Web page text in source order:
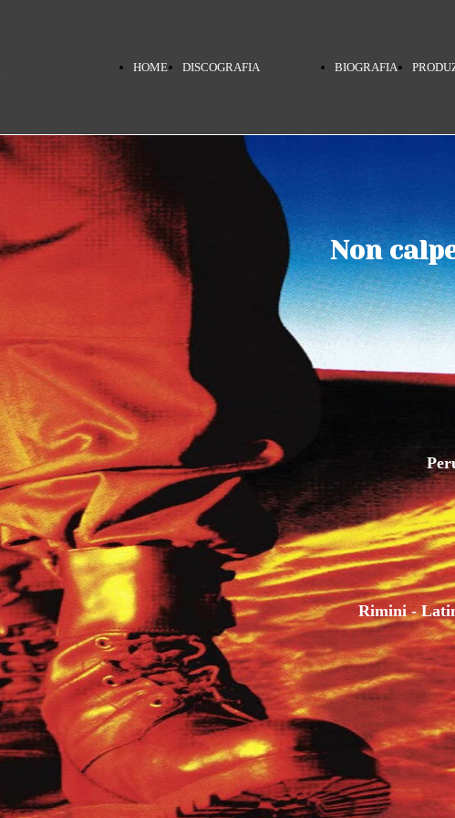
HOME DISCOGRAFIA
TERRA MIA
PINO DANIELE
NERO A METÀ
'MBRIANA
MUSICANTE
SCIÒ
BIOGRAFIA
Non
Rimini -